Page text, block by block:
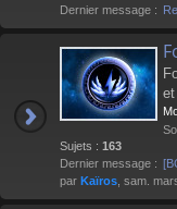
Dernier message :
et
Sujets : 163
Dernier message :
par Kaïros , sam.